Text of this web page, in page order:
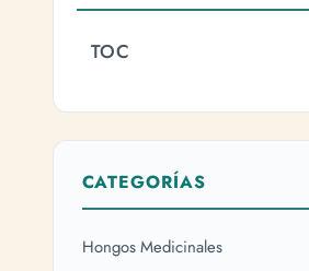
TOC
CATEGORÍAS
Hongos Medicinales